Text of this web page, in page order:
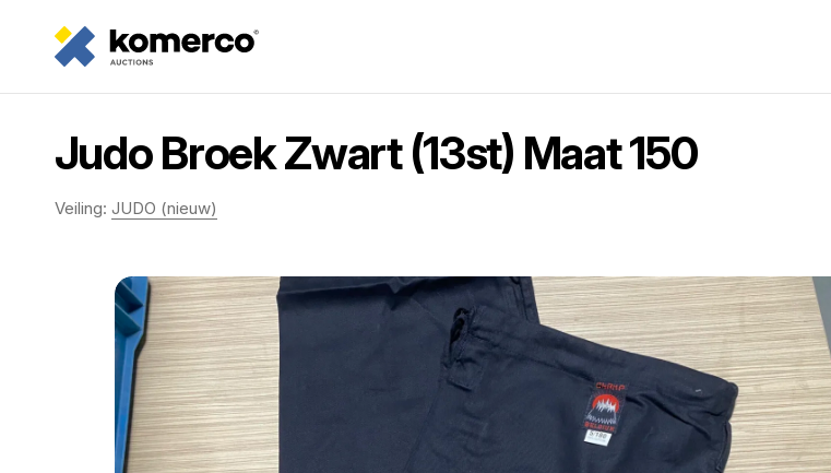
Judo Broek Zwart (13st) Maat 150
Veiling: JUDO (nieuw)